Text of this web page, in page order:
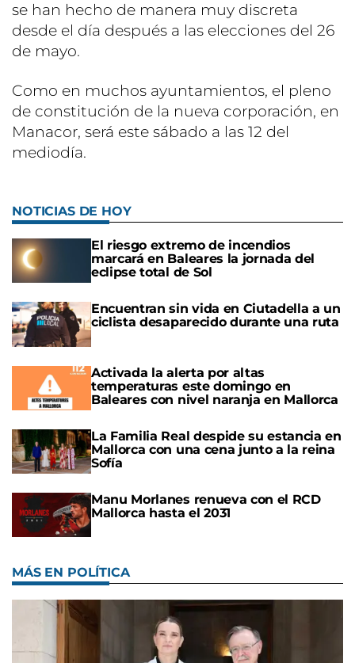
se han hecho de manera muy discreta
desde el día después a las elecciones del 26
de mayo.
Como en muchos ayuntamientos, el pleno
de constitución de la nueva corporación, en
Manacor, será este sábado a las 12 del
mediodía.
NOTICIAS DE HOY
El riesgo extremo de incendios
marcará en Baleares la jornada del
eclipse total de Sol
Encuentran sin vida en Ciutadella a un
ciclista desaparecido durante una ruta
Activada la alerta por altas
temperaturas este domingo en
Baleares con nivel naranja en Mallorca
La Familia Real despide su estancia en
Mallorca con una cena junto a la reina
Sofía
Manu Morlanes renueva con el RCD
Mallorca hasta el 2031
MÁS EN POLÍTICA